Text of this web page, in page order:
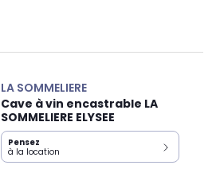
LA SOMMELIERE
Cave à vin encastrable LA
SOMMELIERE ELYSEE
Pensez
à la location